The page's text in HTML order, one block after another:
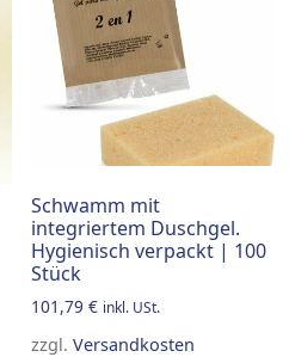
Schwamm mit
integriertem Duschgel.
Hygienisch verpackt | 100
Stück
101,79€ inkl. USt.
zzgl.Versandkosten